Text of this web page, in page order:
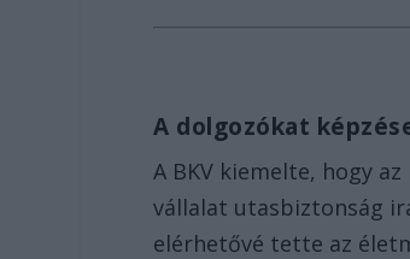
A dolgozókat
A BKV kiemelte, hogy
vállalat utasbiztonság
elérhetővé tette az